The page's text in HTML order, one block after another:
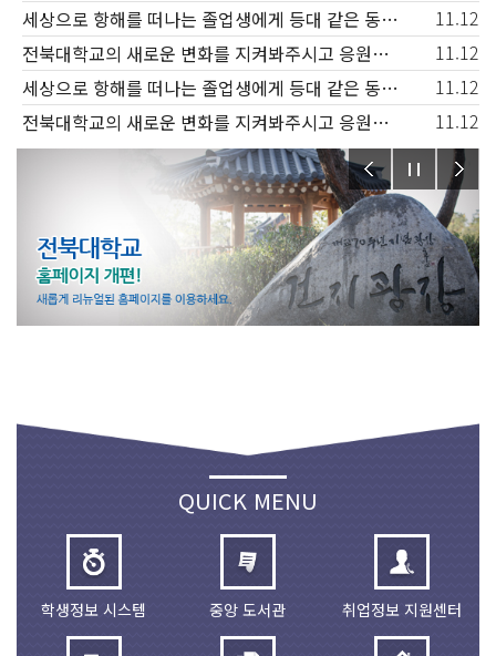
세상으로 항해를 떠나는 졸업생에게 등대 같은 동반자가 되고, 신입생과 재학생에겐 꿈을 키워가는 행복한 배움터
11.12
전북대학교의 새로운 변화를 지켜봐주시고 응원해주시기 바랍니다.
11.12
세상으로 항해를 떠나는 졸업생에게 등대 같은 동반자가 되고, 신입생과 재학생에겐 꿈을 키워가는 행복한 배움터
11.12
전북대학교의 새로운 변화를 지켜봐주시고 응원해주시기 바랍니다.
11.12
QUICK MENU
학생정보 시스템 중앙 도서관 취업정보 지원센터